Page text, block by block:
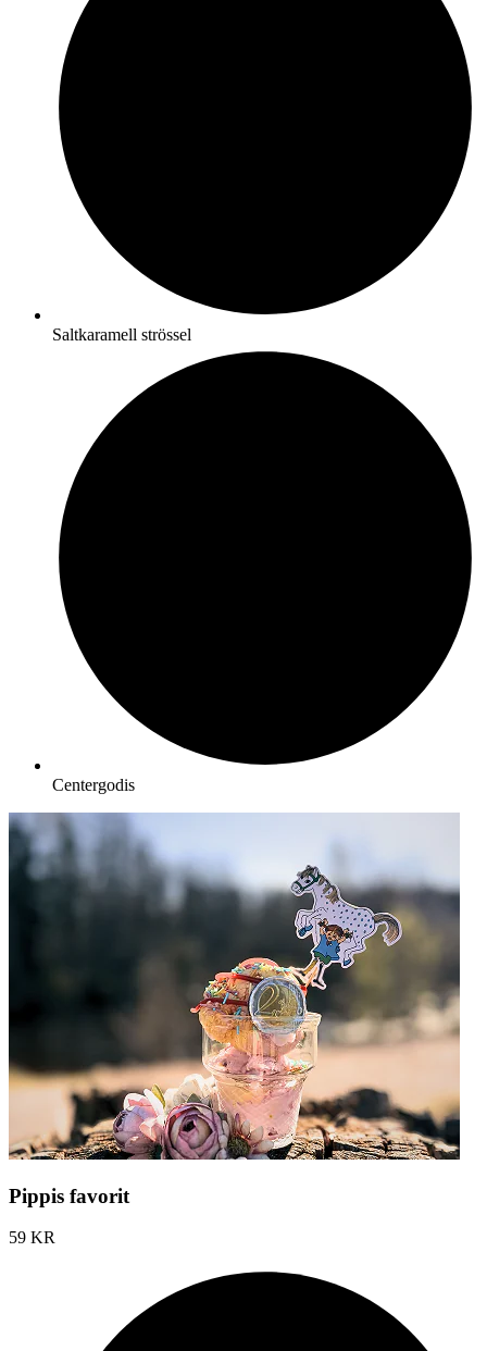
Saltkaramell strössel
Centergodis
Pippis favorit
59 KR